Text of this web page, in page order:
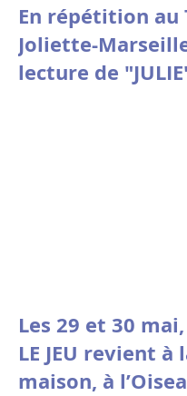
En répétition au
Joliette-
lecture de
Les 29 et 30 mai,
LE JEU revient à
maison, à